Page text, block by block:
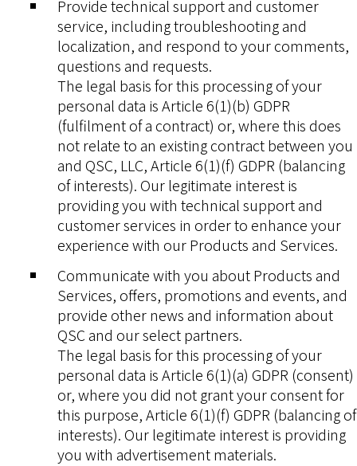
Provide technical support and customer
service, including troubleshooting and
localization, and respond to your comments,
questions and requests.
The legal basis for this processing of your
personal data is Article 6(1)(b) GDPR
(fulfilment of a contract) or, where this does
not relate to an existing contract between you
and QSC, LLC, Article 6(1)(f) GDPR (balancing
of interests). Our legitimate interest is
providing you with technical support and
customer services in order to enhance your
experience with our Products and Services.
Communicate with you about Products and
Services, offers, promotions and events, and
provide other news and information about
QSC and our select partners.
The legal basis for this processing of your
personal data is Article 6(1)(a) GDPR (consent)
or, where you did not grant your consent for
this purpose, Article 6(1)(f) GDPR (balancing of
interests). Our legitimate interest is providing
you with advertisement materials.